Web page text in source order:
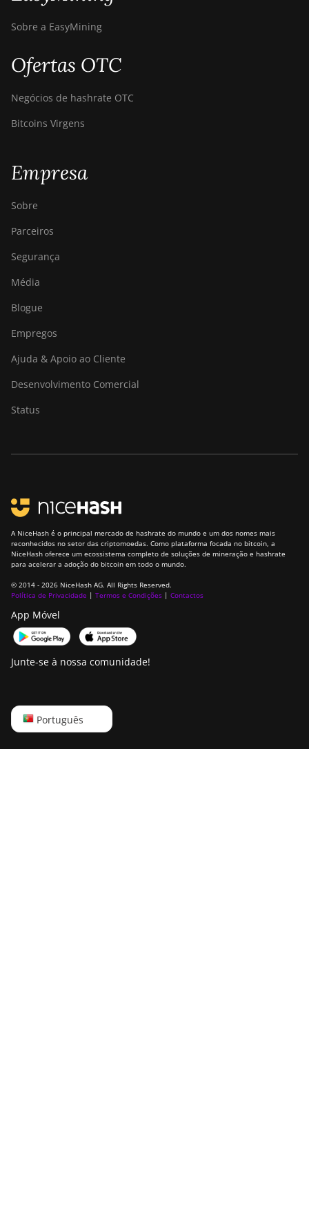
Sobre a EasyMining
Ofertas OTC
Negócios de hashrate OTC
Bitcoins Virgens
Empresa
Sobre
Parceiros
Segurança
Média
Blogue
Empregos
Ajuda & Apoio ao Cliente
Desenvolvimento Comercial
Status
A NiceHash é o principal mercado de hashrate do mundo e um dos nomes mais
reconhecidos no setor das criptomoedas. Como plataforma focada no bitcoin, a
NiceHash oferece um ecossistema completo de soluções de mineração e hashrate
para acelerar a adoção do bitcoin em todo o mundo.
© 2014 - 2026 NiceHash AG. All Rights Reserved.
Política de Privacidade | Termos e Condições | Contactos
App Móvel
Junte-se à nossa comunidade!
Português
English